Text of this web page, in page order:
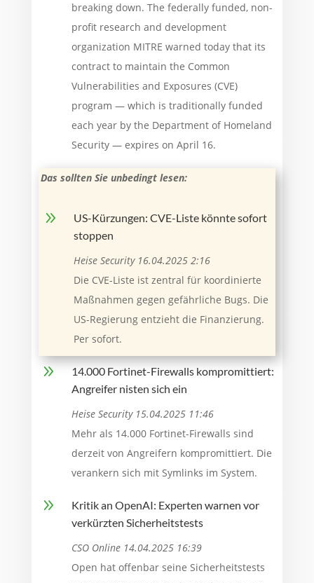
breaking down. The federally funded, non-
profit research and development
organization MITRE warned today that its
contract to maintain the Common
Vulnerabilities and Exposures (CVE)
program — which is traditionally funded
each year by the Department of Homeland
Security — expires on April 16.
Das sollten Sie unbedingt lesen:
9
US-Kürzungen: CVE-Liste könnte sofort
stoppen
Heise Security 16.04.2025 2:16
Die CVE-Liste ist zentral für koordinierte
Maßnahmen gegen gefährliche Bugs. Die
US-Regierung entzieht die Finanzierung.
Per sofort.
9
14.000 Fortinet-Firewalls kompromittiert:
Angreifer nisten sich ein
Heise Security 15.04.2025 11:46
Mehr als 14.000 Fortinet-Firewalls sind
derzeit von Angreifern kompromittiert. Die
verankern sich mit Symlinks im System.
9
Kritik an OpenAI: Experten warnen vor
verkürzten Sicherheitstests
CSO Online 14.04.2025 16:39
Open hat offenbar seine Sicherheitstests